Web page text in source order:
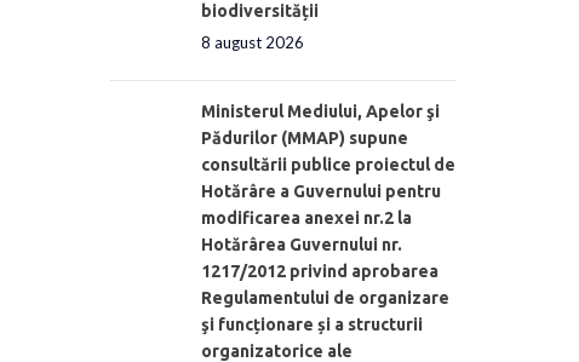
biodiversității
8 august 2026
Ministerul Mediului, Apelor şi
Pădurilor (MMAP) supune
consultării publice proiectul de
Hotărâre a Guvernului pentru
modificarea anexei nr.2 la
Hotărârea Guvernului nr.
1217/2012 privind aprobarea
Regulamentului de organizare
şi funcționare și a structurii
organizatorice ale